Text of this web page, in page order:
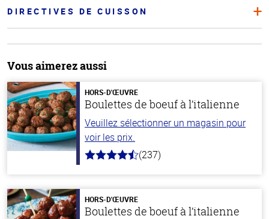
DIRECTIVES DE CUISSON
Vous aimerez aussi
HORS-D'ŒUVRE
Boulettes de boeuf à l’italienne
Veuillez sélectionner un magasin pour
voir les prix.
4.6
stars
(237)
HORS-D'ŒUVRE
Boulettes de boeuf à l’italienne